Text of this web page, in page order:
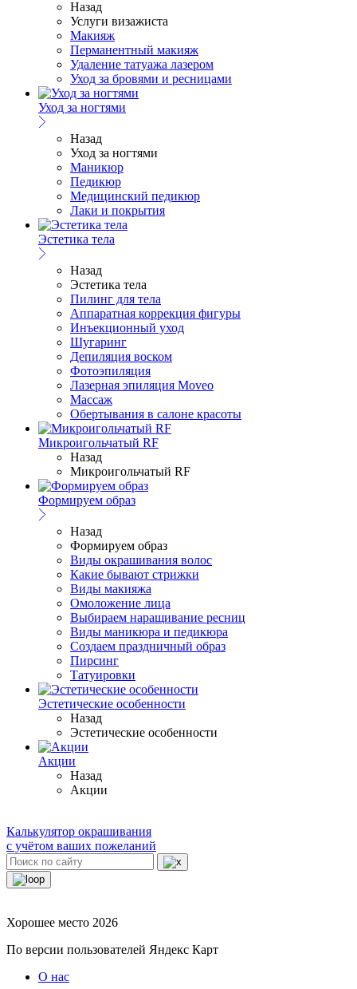
Назад
Услуги визажиста
Макияж
Перманентный макияж
Удаление татуажа лазером
Уход за бровями и ресницами
Уход за ногтями
Назад
Уход за ногтями
Маникюр
Педикюр
Медицинский педикюр
Лаки и покрытия
Эстетика тела
Назад
Эстетика тела
Пилинг для тела
Аппаратная коррекция фигуры
Инъекционный уход
Шугаринг
Депиляция воском
Фотоэпиляция
Лазерная эпиляция Moveo
Массаж
Обертывания в салоне красоты
Микроигольчатый RF
Назад
Микроигольчатый RF
Формируем образ
Назад
Формируем образ
Виды окрашивания волос
Какие бывают стрижки
Виды макияжа
Омоложение лица
Выбираем наращивание ресниц
Виды маникюра и педикюра
Создаем праздничный образ
Пирсинг
Татуировки
Эстетические особенности
Назад
Эстетические особенности
Акции
Назад
Акции
Калькулятор окрашивания
с учётом ваших пожеланий
Хорошее место 2026
По версии пользователей Яндекс Карт
О нас